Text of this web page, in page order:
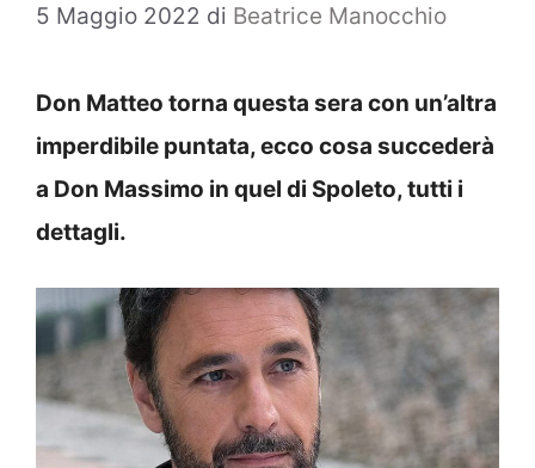
5 Maggio 2022 di Beatrice Manocchio
Don Matteo torna questa sera con un’altra
imperdibile puntata, ecco cosa succederà
a Don Massimo in quel di Spoleto, tutti i
dettagli.